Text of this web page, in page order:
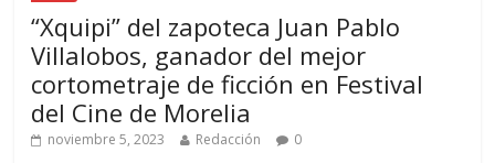
“Xquipi” del zapoteca Juan Pablo
Villalobos, ganador del mejor
cortometraje de ficción en Festival
del Cine de Morelia
noviembre 5, 2023 Redacción 0